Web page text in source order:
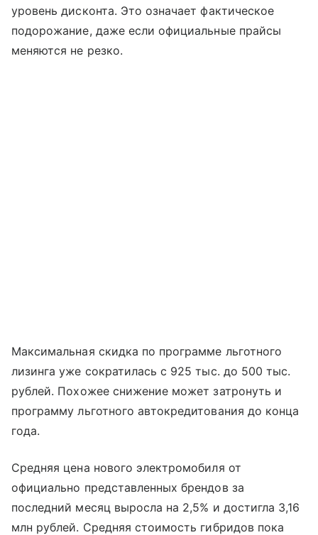
уровень дисконта. Это означает фактическое
подорожание, даже если официальные прайсы
меняются не резко.
Максимальная скидка по программе льготного
лизинга уже сократилась с 925 тыс. до 500 тыс.
рублей. Похожее снижение может затронуть и
программу льготного автокредитования до конца
года.
Средняя цена нового электромобиля от
официально представленных брендов за
последний месяц выросла на 2,5% и достигла 3,16
млн рублей. Средняя стоимость гибридов пока